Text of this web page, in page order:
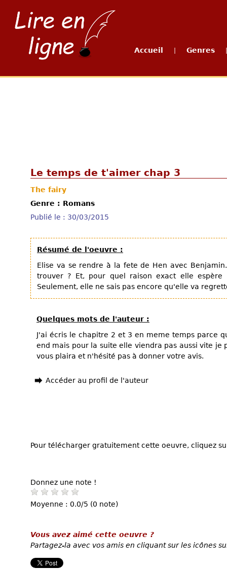
Accueil Genres
Le temps de t'aimer chap 3
The fairy
Genre : Romans
Publié le : 30/03/2015
Résumé de l'oeuvre :
Elise va se rendre à la fete de Hen avec
trouver ? Et, pour quel raison exact elle
Seulement, elle ne sais pas encore qu'elle va
Quelques mots de l'auteur :
J'ai écris le chapitre 2 et 3 en meme temps parce
end mais pour la suite elle viendra pas aussi vite je
vous plaira et n'hésité pas à donner votre avis.
Accéder au profil de l'auteur
Pour télécharger gratuitement cette oeuvre, cliquez
Donnez une note !
Moyenne : 0.0/5 (0 note)
Vous avez aimé cette oeuvre ?
Partagez-la avec vos amis en cliquant sur les icônes